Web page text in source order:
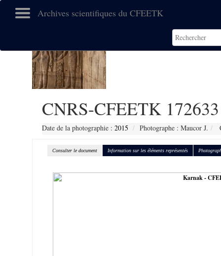
Archives scientifiques du CFEETK
CNRS-CFEETK 172633
Date de la photographie : 2015 Photographe : Maucor J.
Consulter le document Information sur les éléments représentés